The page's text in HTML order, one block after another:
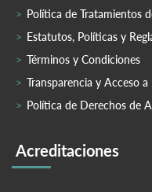
Política de Tratamientos
Estatutos, Políticas y
Términos y Condiciones
Transparencia y Acceso
Política de Derechos de
Acreditaciones